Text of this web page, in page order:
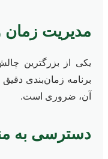
مدیریت زمان
یکی از بزرگترین
برنامه زمان‌بندی
آن، ضروری است.
دسترسی به